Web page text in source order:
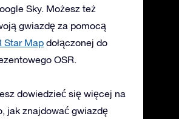
Sky. Możesz też
gwiazdę za pomocą
Star Map dołączonej do
OSR.
dowiedzieć się więcej na
jak znajdować gwiazdę